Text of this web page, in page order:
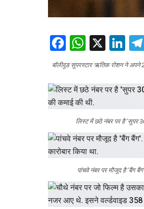
Facebook
X
बॉलीवुड सुपरस्टार ऋतिक रोशन ने
लिस्ट में छठे नंबर पर है ‘सुपर
पांचवे नंबर पर मौजूद है ‘बैंग